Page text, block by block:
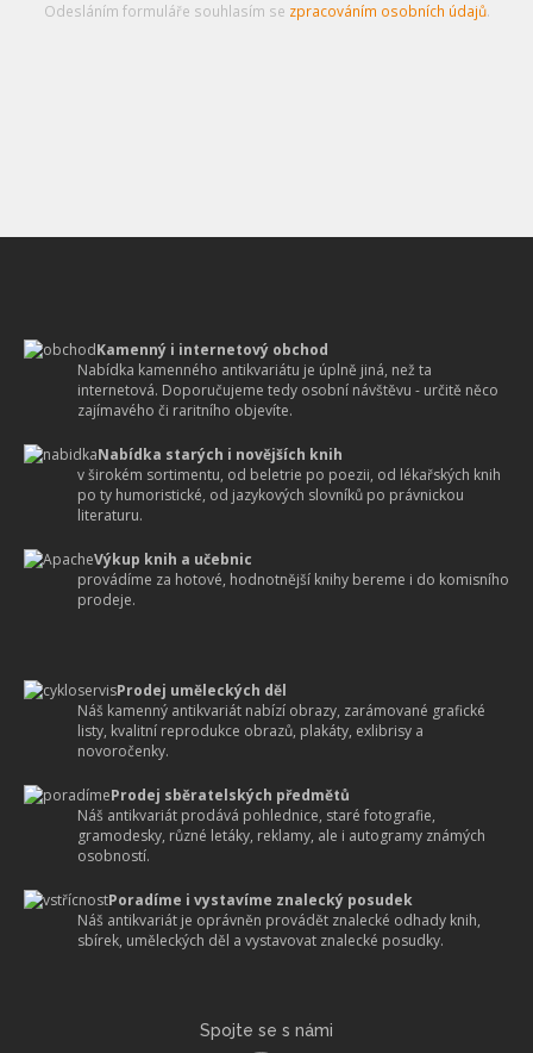
Odesláním formuláře souhlasím se zpracováním osobních údajů.
Kamenný i internetový obchod
Nabídka kamenného antikvariátu je úplně jiná, než ta
internetová. Doporučujeme tedy osobní návštěvu - určitě něco
zajímavého či raritního objevíte.
Nabídka starých i novějších knih
v širokém sortimentu, od beletrie po poezii, od lékařských knih
po ty humoristické, od jazykových slovníků po právnickou
literaturu.
Výkup knih a učebnic
provádíme za hotové, hodnotnější knihy bereme i do komisního
prodeje.
Prodej uměleckých děl
Náš kamenný antikvariát nabízí obrazy, zarámované grafické
listy, kvalitní reprodukce obrazů, plakáty, exlibrisy a
novoročenky.
Prodej sběratelských předmětů
Náš antikvariát prodává pohlednice, staré fotografie,
gramodesky, různé letáky, reklamy, ale i autogramy známých
osobností.
Poradíme i vystavíme znalecký posudek
Náš antikvariát je oprávněn provádět znalecké odhady knih,
sbírek, uměleckých děl a vystavovat znalecké posudky.
Spojte se s námi